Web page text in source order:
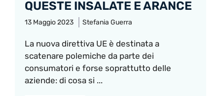
QUESTE INSALATE E ARANCE
13 Maggio 2023 Stefania Guerra
La nuova direttiva UE è destinata a
scatenare polemiche da parte dei
consumatori e forse soprattutto delle
aziende: di cosa si ...